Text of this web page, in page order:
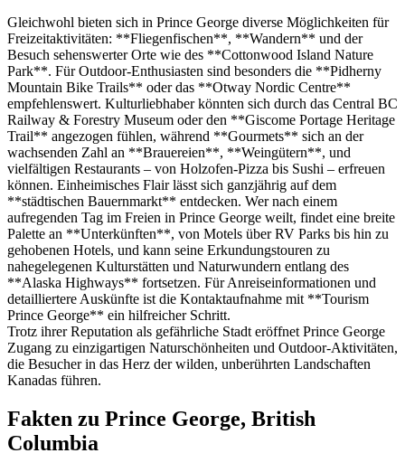
Gleichwohl bieten sich in Prince George diverse Möglichkeiten für
Freizeitaktivitäten: **Fliegenfischen**, **Wandern** und der
Besuch sehenswerter Orte wie des **Cottonwood Island Nature
Park**. Für Outdoor-Enthusiasten sind besonders die **Pidherny
Mountain Bike Trails** oder das **Otway Nordic Centre**
empfehlenswert. Kulturliebhaber könnten sich durch das Central BC
Railway & Forestry Museum oder den **Giscome Portage Heritage
Trail** angezogen fühlen, während **Gourmets** sich an der
wachsenden Zahl an **Brauereien**, **Weingütern**, und
vielfältigen Restaurants – von Holzofen-Pizza bis Sushi – erfreuen
können. Einheimisches Flair lässt sich ganzjährig auf dem
**städtischen Bauernmarkt** entdecken. Wer nach einem
aufregenden Tag im Freien in Prince George weilt, findet eine breite
Palette an **Unterkünften**, von Motels über RV Parks bis hin zu
gehobenen Hotels, und kann seine Erkundungstouren zu
nahegelegenen Kulturstätten und Naturwundern entlang des
**Alaska Highways** fortsetzen. Für Anreiseinformationen und
detailliertere Auskünfte ist die Kontaktaufnahme mit **Tourism
Prince George** ein hilfreicher Schritt.
Trotz ihrer Reputation als gefährliche Stadt eröffnet Prince George
Zugang zu einzigartigen Naturschönheiten und Outdoor-Aktivitäten,
die Besucher in das Herz der wilden, unberührten Landschaften
Kanadas führen.
Fakten zu Prince George, British
Columbia